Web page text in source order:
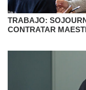
TRABAJO:
CONTRATAR